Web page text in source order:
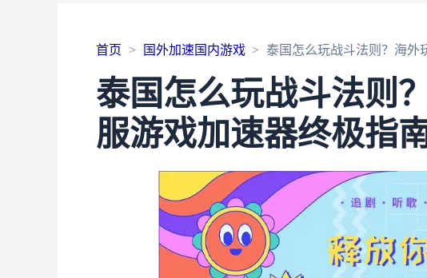
首页 国外加速国内游戏 泰国怎么玩战斗法则？海外
泰国怎么玩战斗法则
服游戏加速器终极指